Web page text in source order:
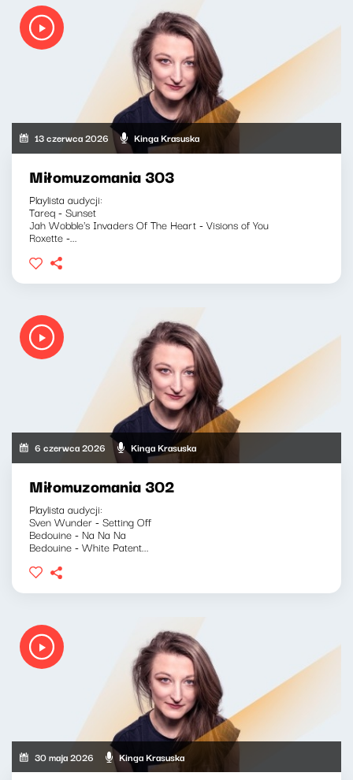
13 czerwca 2026 Kinga Krasuska
Miłomuzomania 303
Playlista audycji:
Tareq - Sunset
Jah Wobble's Invaders Of The Heart - Visions of You
Roxette -...
6 czerwca 2026 Kinga Krasuska
Miłomuzomania 302
Playlista audycji:
Sven Wunder - Setting Off
Bedouine - Na Na Na
Bedouine - White Patent...
30 maja 2026 Kinga Krasuska